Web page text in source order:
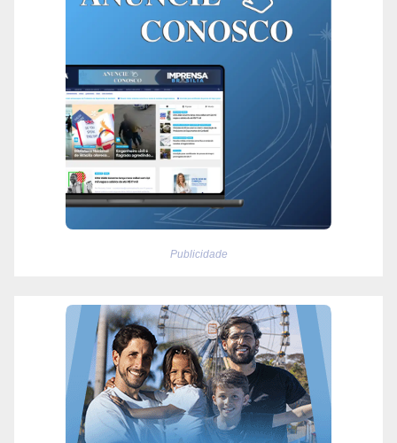
Publicidade